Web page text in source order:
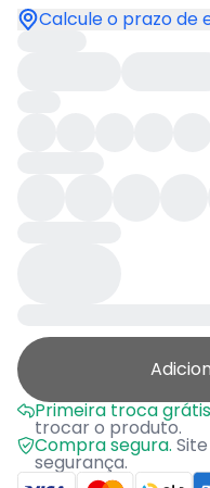
Calcule o prazo de
Primeira troca
trocar o produto.
Compra segura.
segurança.